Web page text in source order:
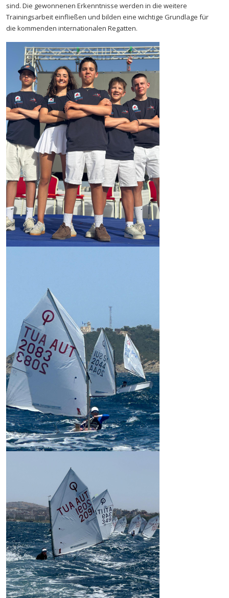
sind. Die gewonnenen Erkenntnisse werden in die weitere
Trainingsarbeit einfließen und bilden eine wichtige Grundlage für
die kommenden internationalen Regatten.